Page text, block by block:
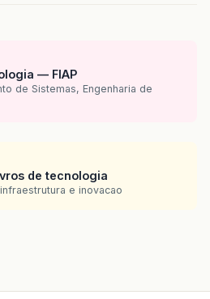
— FIAP
de Sistemas, Engenharia de
de tecnologia
e inovacao